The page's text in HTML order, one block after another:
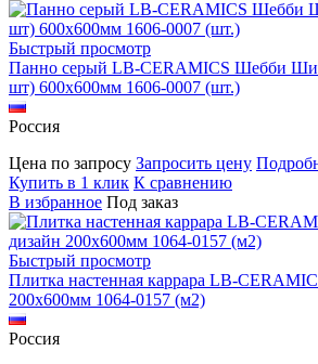
Быстрый просмотр
Панно серый LB-CERAMICS Шебби
шт) 600x600мм 1606-0007 (шт.)
Россия
Цена по запросу Запросить цену
Купить в 1 клик К сравнению
В избранное Под заказ
Быстрый просмотр
Плитка настенная каррара LB-
200x600мм 1064-0157 (м2)
Россия